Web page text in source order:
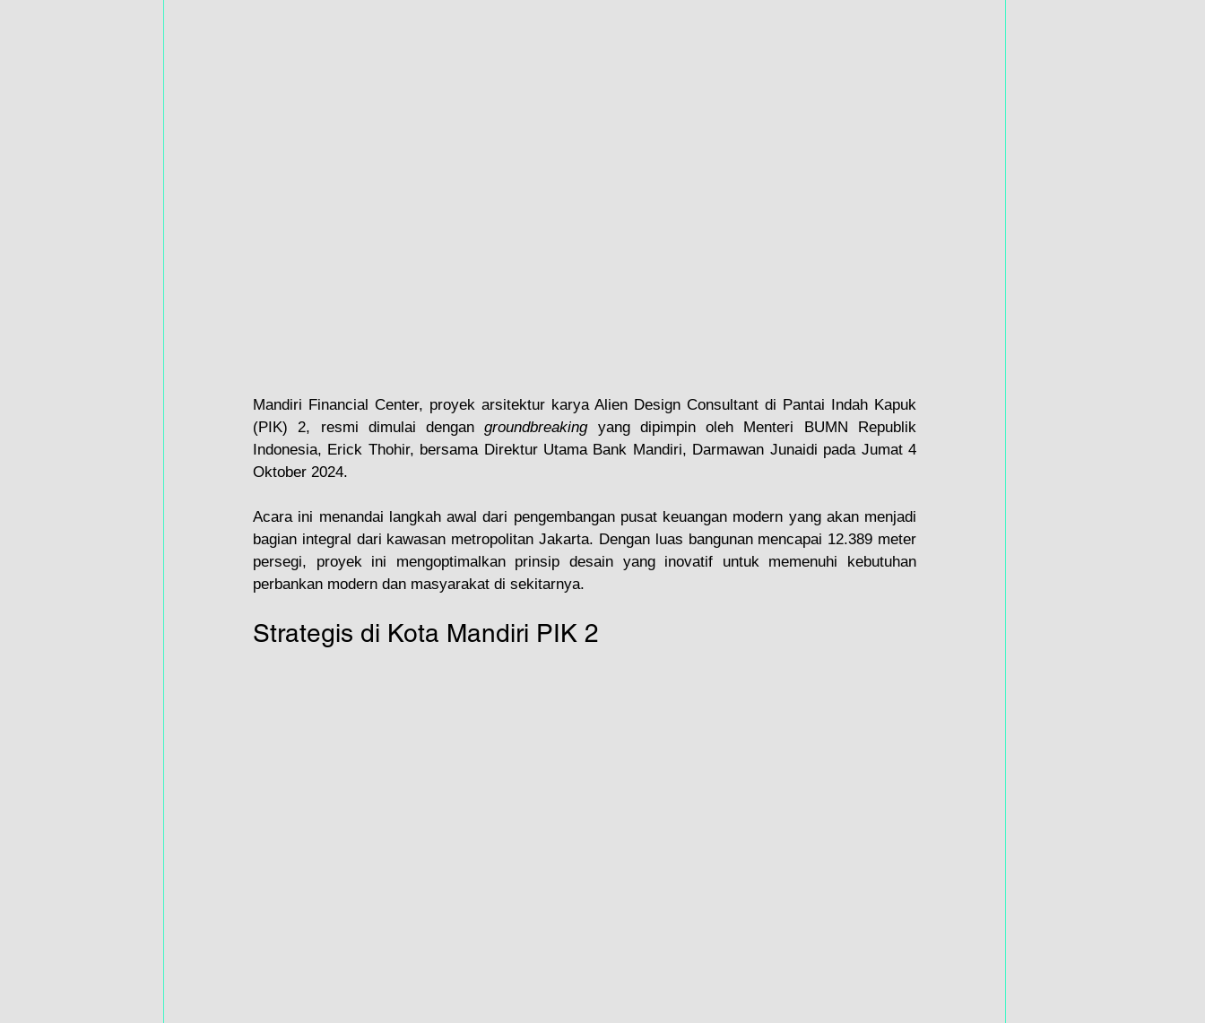
Mandiri Financial Center, proyek arsitektur karya Alien Design Consultant di Pantai Indah Kapuk
(PIK) 2, resmi dimulai dengan groundbreaking yang dipimpin oleh Menteri BUMN Republik
Indonesia, Erick Thohir, bersama Direktur Utama Bank Mandiri, Darmawan Junaidi pada Jumat 4
Oktober 2024.
Acara ini menandai langkah awal dari pengembangan pusat keuangan modern yang akan menjadi
bagian integral dari kawasan metropolitan Jakarta. Dengan luas bangunan mencapai 12.389 meter
persegi, proyek ini mengoptimalkan prinsip desain yang inovatif untuk memenuhi kebutuhan
perbankan modern dan masyarakat di sekitarnya.
Strategis di Kota Mandiri PIK 2